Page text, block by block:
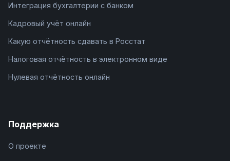
Интеграция бухгалтерии с банком
Кадровый учёт онлайн
Какую отчётность сдавать в Росстат
Налоговая отчётность в электронном виде
Нулевая отчётность онлайн
Поддержка
О проекте